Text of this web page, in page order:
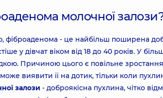
молочної
фіброаденома - це найбільш поширена
у дівчат віком від 18 до 40 років. У
Причиною цього є повільне
виявити її на дотик, тільки коли
залози - доброякісна пухлина, чітко